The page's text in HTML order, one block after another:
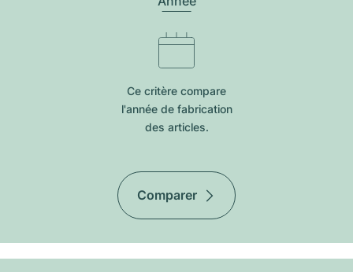
Ce critère compare
l'année de fabrication
des articles.
Comparer